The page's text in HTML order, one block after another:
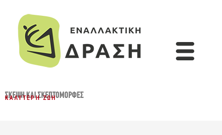
ΣΚΈΨΗ ΚΑΙ ΣΚΕΠΤΟΜΟΡΦΈΣ
ΚΑΛΎΤΕΡΗ ΖΩΉ